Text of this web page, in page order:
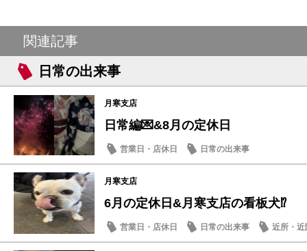
関連記事
日常の出来事
月寒支店
日常編💌&8月の定休日
営業日・店休日 日常の出来事
月寒支店
6月の定休日&月寒支店の看板犬⁉
営業日・店休日 日常の出来事 近所・近